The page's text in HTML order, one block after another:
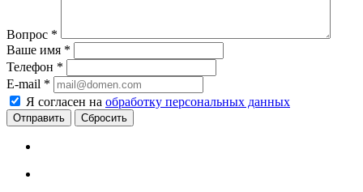
Вопрос *
Ваше имя *
Телефон *
E-mail *
Я согласен на обработку персональных данных
Сбросить